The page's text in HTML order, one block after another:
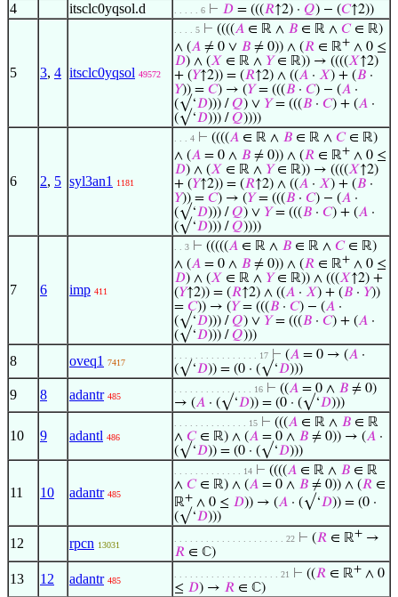
4 itsclc0yqsol.d . . . . . 6 ⊢ 𝐷 = (((𝑅↑2) · 𝑄) − (𝐶↑2))
5 3, 4 itsclc0yqsol 49572
. . . . 5 ⊢ ((((𝐴 ∈ ℝ ∧ 𝐵 ∈ ℝ ∧ 𝐶∈ ℝ)
∧ (𝐴 ≠ 0 ∨ 𝐵 ≠ 0)) ∧ (𝑅 ∈ ℝ+ ∧ 0 ≤
𝐷) ∧ (𝑋 ∈ ℝ ∧ 𝑌∈ ℝ)) → ((((𝑋↑2)
+ (𝑌↑2)) = (𝑅↑2) ∧ ((𝐴 · 𝑋) + (𝐵 ·
𝑌)) = 𝐶) → (𝑌= (((𝐵 · 𝐶) − (𝐴 ·
(√‘𝐷))) /𝑄) ∨ 𝑌= (((𝐵 · 𝐶) + (𝐴 ·
(√‘𝐷))) /𝑄))))
6 2, 5 syl3an1 1181
. . . 4 ⊢ ((((𝐴 ∈ ℝ ∧ 𝐵 ∈ ℝ ∧ 𝐶∈ ℝ)
∧ (𝐴 = 0 ∧ 𝐵 ≠ 0)) ∧ (𝑅 ∈ ℝ+ ∧ 0 ≤
𝐷) ∧ (𝑋 ∈ ℝ ∧ 𝑌∈ ℝ)) → ((((𝑋↑2)
+ (𝑌↑2)) = (𝑅↑2) ∧ ((𝐴 · 𝑋) + (𝐵 ·
𝑌)) = 𝐶) → (𝑌= (((𝐵 · 𝐶) − (𝐴 ·
(√‘𝐷))) /𝑄) ∨ 𝑌= (((𝐵 · 𝐶) + (𝐴 ·
(√‘𝐷))) /𝑄))))
7 6 imp 411
. . 3 ⊢ (((((𝐴 ∈ ℝ ∧ 𝐵 ∈ ℝ ∧ 𝐶∈ ℝ)
∧ (𝐴 = 0 ∧ 𝐵 ≠ 0)) ∧ (𝑅 ∈ ℝ+ ∧ 0 ≤
𝐷) ∧ (𝑋 ∈ ℝ ∧ 𝑌∈ ℝ)) ∧ (((𝑋↑2) +
(𝑌↑2)) = (𝑅↑2) ∧ ((𝐴 · 𝑋) + (𝐵 · 𝑌))
= 𝐶)) → (𝑌= (((𝐵 · 𝐶) − (𝐴 ·
(√‘𝐷))) /𝑄) ∨ 𝑌= (((𝐵 · 𝐶) + (𝐴 ·
(√‘𝐷))) /𝑄)))
8 oveq1 7417
. . . . . . . . . . . . . . . . 17 ⊢ (𝐴 = 0 → (𝐴 ·
(√‘𝐷)) = (0 · (√‘𝐷)))
9 8 adantr 485
. . . . . . . . . . . . . . . 16 ⊢ ((𝐴 = 0 ∧ 𝐵 ≠ 0)
→ (𝐴 · (√‘𝐷)) = (0 · (√‘𝐷)))
10 9 adantl 486
. . . . . . . . . . . . . . 15 ⊢ (((𝐴 ∈ ℝ ∧ 𝐵 ∈ ℝ
∧ 𝐶∈ ℝ) ∧ (𝐴 = 0 ∧ 𝐵 ≠ 0)) → (𝐴 ·
(√‘𝐷)) = (0 · (√‘𝐷)))
11 10 adantr 485
. . . . . . . . . . . . . 14 ⊢ ((((𝐴 ∈ ℝ ∧ 𝐵 ∈ ℝ
∧ 𝐶∈ ℝ) ∧ (𝐴 = 0 ∧ 𝐵 ≠ 0)) ∧ (𝑅 ∈
ℝ+ ∧ 0 ≤ 𝐷)) → (𝐴 · (√‘𝐷)) = (0 ·
(√‘𝐷)))
12 rpcn 13031
. . . . . . . . . . . . . . . . . . . . . 22 ⊢ (𝑅 ∈ ℝ+ →
𝑅 ∈ ℂ)
13 12 adantr 485
. . . . . . . . . . . . . . . . . . . . 21 ⊢ ((𝑅 ∈ ℝ+ ∧ 0
≤ 𝐷) → 𝑅 ∈ ℂ)